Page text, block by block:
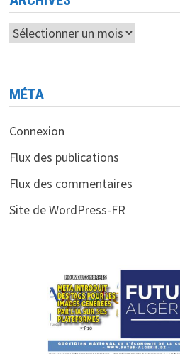
LES
TECHNOLOGIES
DE
POINTE
Archives
MÉTA
Connexion
Flux des publications
Flux des commentaires
Site de WordPress-FR